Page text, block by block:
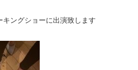
ングショーに出演致します